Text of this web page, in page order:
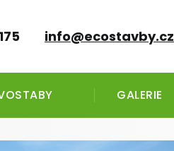
info@ecostavby.cz
GALERIE